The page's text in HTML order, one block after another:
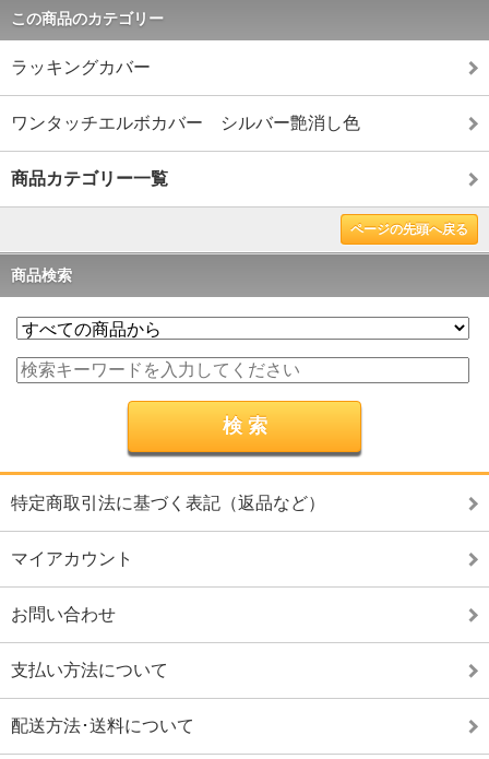
この商品のカテゴリー
ラッキングカバー
ワンタッチエルボカバー シルバー艶消し色
商品カテゴリー一覧
ページの先頭へ戻る
商品検索
特定商取引法に基づく表記（返品など）
マイアカウント
お問い合わせ
支払い方法について
配送方法･送料について